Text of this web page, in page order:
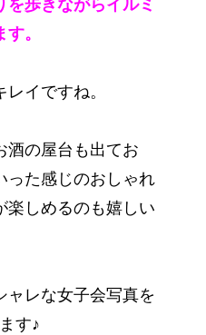
を歩きながらイルミ
。
イですね。
酒の屋台も出てお
った感じのおしゃれ
楽しめるのも嬉しい
ャレな女子会写真を
す♪